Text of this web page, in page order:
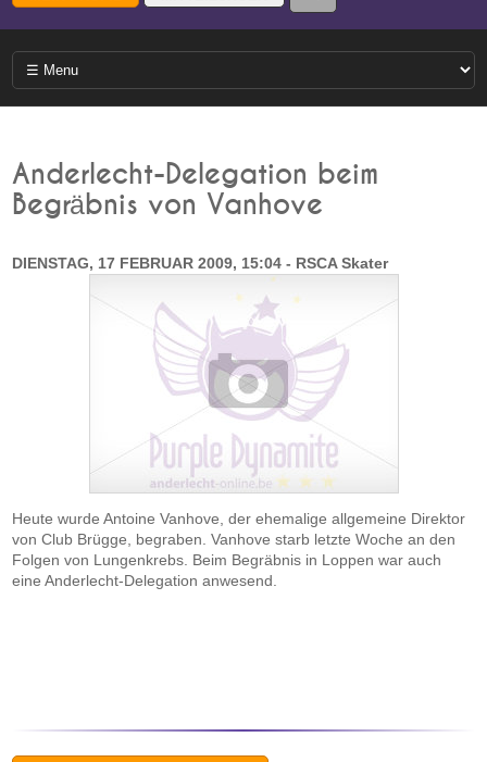
Anderlecht-Delegation beim
Begräbnis von Vanhove
DIENSTAG, 17 FEBRUAR 2009, 15:04 - RSCA Skater
Heute wurde Antoine Vanhove, der ehemalige allgemeine Direktor
von Club Brügge, begraben. Vanhove starb letzte Woche an den
Folgen von Lungenkrebs. Beim Begräbnis in Loppen war auch
eine Anderlecht-Delegation anwesend.